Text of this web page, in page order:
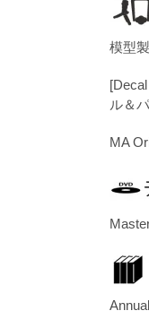
模型
ル＆
MA